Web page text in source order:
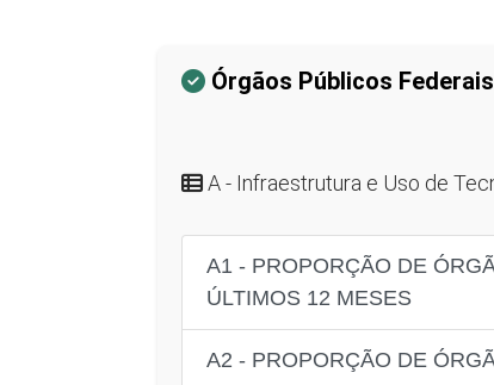
Órgãos Públicos
A - Infraestrutura e Uso de
A1 - PROPORÇÃO DE
ÚLTIMOS 12 MESES
A2 - PROPORÇÃO DE